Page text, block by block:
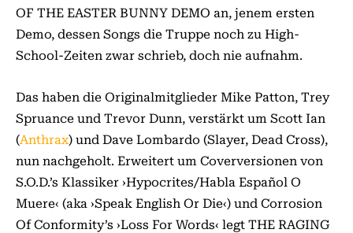
OF THE EASTER BUNNY DEMO an, jenem ersten
Demo, dessen Songs die Truppe noch zu High-
School-Zeiten zwar schrieb, doch nie aufnahm.
Das haben die Originalmitglieder Mike Patton, Trey
Spruance und Trevor Dunn, verstärkt um Scott Ian
(Anthrax) und Dave Lombardo (Slayer, Dead Cross),
nun nachgeholt. Erweitert um Coverversionen von
S.O.D.’s Klassiker ›Hypocrites/Habla Español O
Muere‹ (aka ›Speak English Or Die‹) und Corrosion
Of Conformity’s ›Loss For Words‹ legt THE RAGING